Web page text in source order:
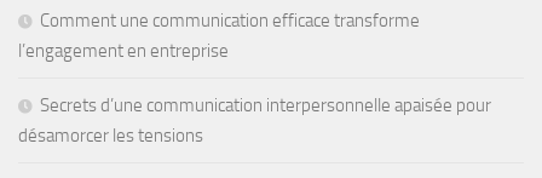
Comment une communication efficace transforme
l’engagement en entreprise
Secrets d’une communication interpersonnelle apaisée pour
désamorcer les tensions